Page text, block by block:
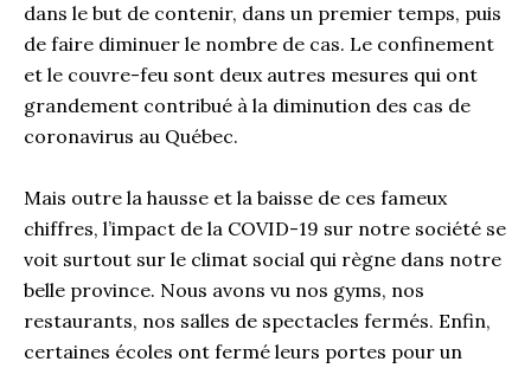
dans le but de contenir, dans un premier temps, puis
de faire diminuer le nombre de cas. Le confinement
et le couvre-feu sont deux autres mesures qui ont
grandement contribué à la diminution des cas de
coronavirus au Québec.
Mais outre la hausse et la baisse de ces fameux
chiffres, l’impact de la COVID-19 sur notre société se
voit surtout sur le climat social qui règne dans notre
belle province. Nous avons vu nos gyms, nos
restaurants, nos salles de spectacles fermés. Enfin,
certaines écoles ont fermé leurs portes pour un